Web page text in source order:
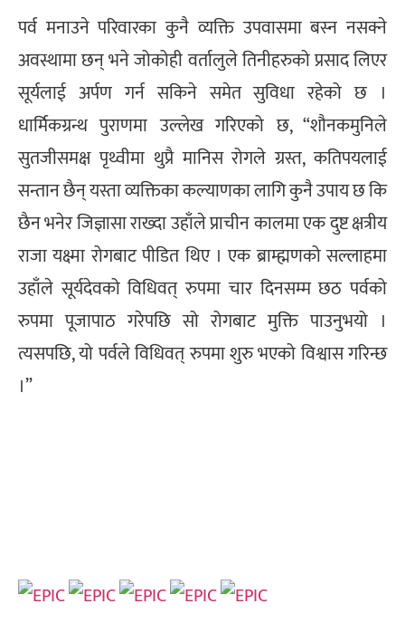
पर्व मनाउने परिवारका कुनै व्यक्ति उपवासमा बस्न नसक्ने
अवस्थामा छन् भने जोकोही वर्तालुले तिनीहरुको प्रसाद लिएर
सूर्यलाई अर्पण गर्न सकिने समेत सुविधा रहेको छ ।
धार्मिकग्रन्थ पुराणमा उल्लेख गरिएको छ, “शौनकमुनिले
सुतजीसमक्ष पृथ्वीमा थुप्रै मानिस रोगले ग्रस्त, कतिपयलाई
सन्तान छैन् यस्ता व्यक्तिका कल्याणका लागि कुनै उपाय छ कि
छैन भनेर जिज्ञासा राख्दा उहाँले प्राचीन कालमा एक दुष्ट क्षत्रीय
राजा यक्ष्मा रोगबाट पीडित थिए । एक ब्राम्ह्मणको सल्लाहमा
उहाँले सूर्यदेवको विधिवत् रुपमा चार दिनसम्म छठ पर्वको
रुपमा पूजापाठ गरेपछि सो रोगबाट मुक्ति पाउनुभयो ।
त्यसपछि, यो पर्वले विधिवत् रुपमा शुरु भएको विश्वास गरिन्छ
।”